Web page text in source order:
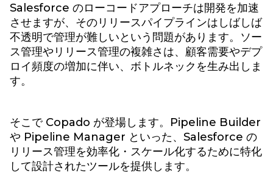
Salesforce のローコードアプローチは開発を加速
させますが、そのリリースパイプラインはしばしば
不透明で管理が難しいという問題があります。ソー
ス管理やリリース管理の複雑さは、顧客需要やデプ
ロイ頻度の増加に伴い、ボトルネックを生み出しま
す。
そこで Copado が登場します。Pipeline Builder
や Pipeline Manager といった、Salesforce の
リリース管理を効率化・スケール化するために特化
して設計されたツールを提供します。